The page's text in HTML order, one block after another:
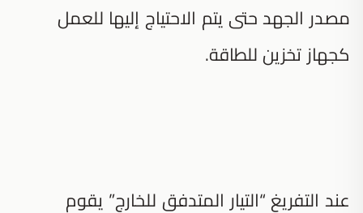
مصدر الجهد حتى يتم الاحتياج إليها للعمل
كجهاز تخزين للطاقة.
عند التفريغ “التيار المتدفق للخارج” يقوم